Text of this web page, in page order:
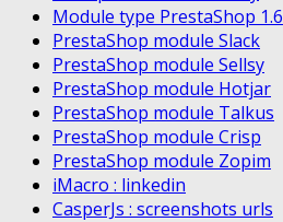
Module type PrestaShop 1.6
PrestaShop module Slack
PrestaShop module Sellsy
PrestaShop module Hotjar
PrestaShop module Talkus
PrestaShop module Crisp
PrestaShop module Zopim
iMacro : linkedin
CasperJs : screenshots urls